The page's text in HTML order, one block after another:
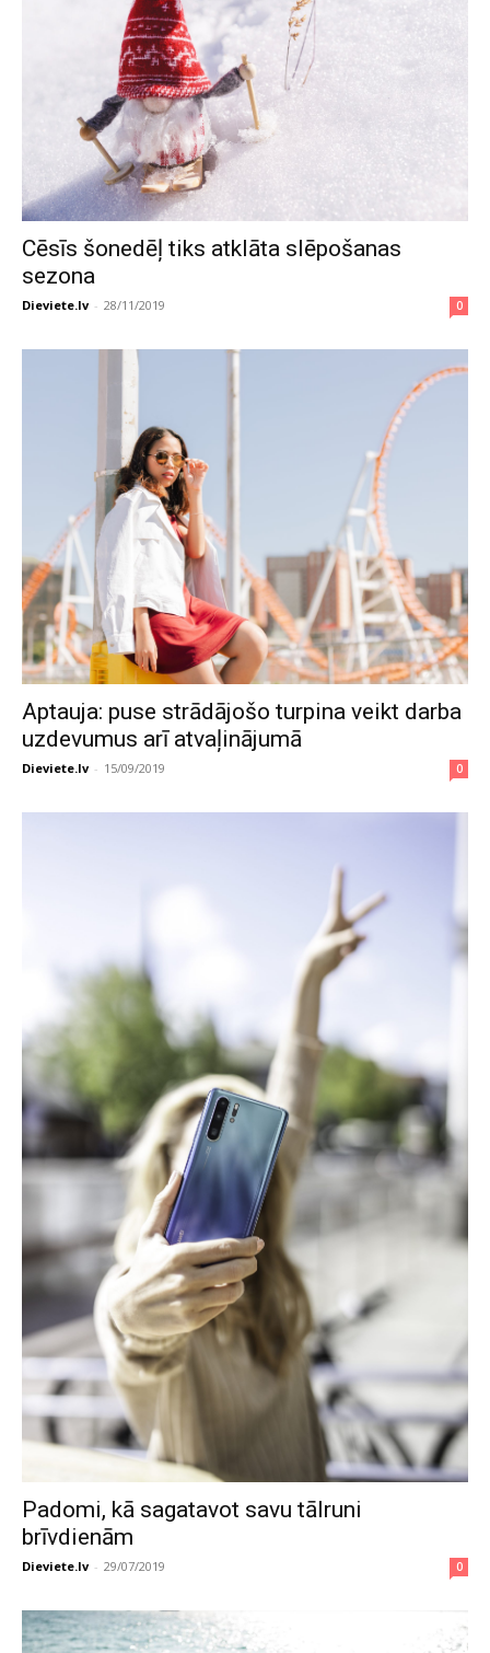
Cēsīs šonedēļ tiks atklāta slēpošanas
sezona
Dieviete.lv - 28/11/2019 0
Aptauja: puse strādājošo turpina veikt darba
uzdevumus arī atvaļinājumā
Dieviete.lv - 15/09/2019 0
Padomi, kā sagatavot savu tālruni
brīvdienām
Dieviete.lv - 29/07/2019 0